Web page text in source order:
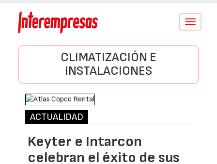
Conmutar
CLIMATIZACIÓN E
INSTALACIONES
ACTUALIDAD
Keyter e Intarcon
celebran el éxito de sus